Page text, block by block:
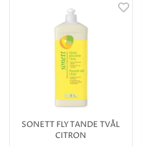
SONETT FLYTANDE TVÅL
CITRON